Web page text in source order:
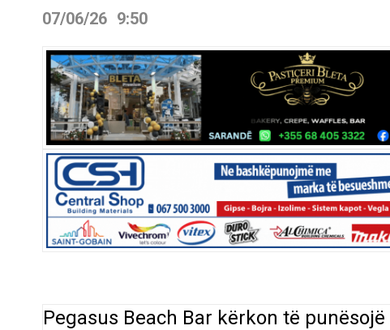
07/06/26 9:50
Pegasus Beach Bar kërkon të punësojë